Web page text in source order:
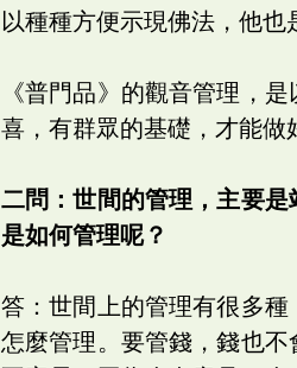
以種種方便示現佛法，他也
《普門品》的觀音管理，
喜，有群眾的基礎，才能做
二問：世間的管理，主要
是如何管理呢？
答：世間上的管理有很多
怎麼管理。要管錢，錢也